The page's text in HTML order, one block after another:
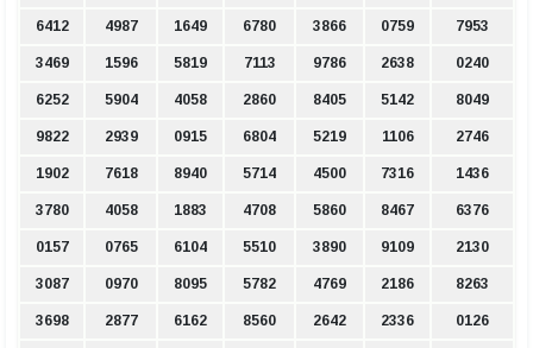
6412 4987 1649 6780 3866 0759 7953
3469 1596 5819 7113 9786 2638 0240
6252 5904 4058 2860 8405 5142 8049
9822 2939 0915 6804 5219 1106 2746
1902 7618 8940 5714 4500 7316 1436
3780 4058 1883 4708 5860 8467 6376
0157 0765 6104 5510 3890 9109 2130
3087 0970 8095 5782 4769 2186 8263
3698 2877 6162 8560 2642 2336 0126